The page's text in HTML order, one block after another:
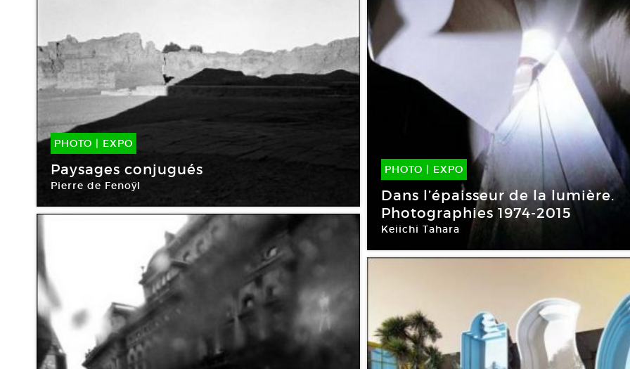
PHOTO | EXPO
12 Sep -07 Nov 2015
Dans l’épaisseur de la lumière.
Photographies 1974-2015
Keiichi Tahara
PHOTO | EXPO
05 Sep -21 Déc 2015
Paysages conjugués
Pierre de Fenoÿl